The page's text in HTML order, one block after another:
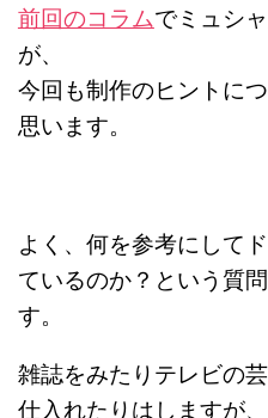
前回のコラムでミュシ
が、
今回も制作のヒントに
思います。
よく、何を参考にして
ているのか？という質
す。
雑誌をみたりテレビの
仕入れたりはしますが、